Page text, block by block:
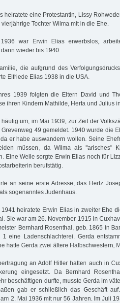
heiratete eine Protestantin, Lissy
Tochter Wilma mit in die Ehe.
war Erwin Elias erwerbslos,
wieder bis 1940.
die aufgrund des
Elfriede Elias 1938 in die USA.
1939 folgten die Eltern David und
ihren Kindern Mathilde, Herta und Julius
um, im Mai 1939, zur Zeit der
Grevenweg 49 gemeldet. 1940 wurde die
er habe auswandern wollen. Seine
müssen, da Wilma als "arisches"
Eine Weile sorgte Erwin Elias noch für
berufstätig.
an seine erste Adresse, das Hertz
sogenanntes Judenhaus.
1941 heiratete Erwin Elias in zweiter Ehe
Sie war am 26. November 1915 in
Bernhard Rosenthal, geb. 1865 in
1 eine Ladenschlachterei. Gerda
hatte Gerda zwei ältere Halbschwestern,
an Adolf Hitler hatten auch in
eingesetzt. Da Bernhard
beschäftigen durfte, musste Gerda im
gab er schließlich das Geschäft
2. Mai 1936 mit nur 56 Jahren. Im Juli